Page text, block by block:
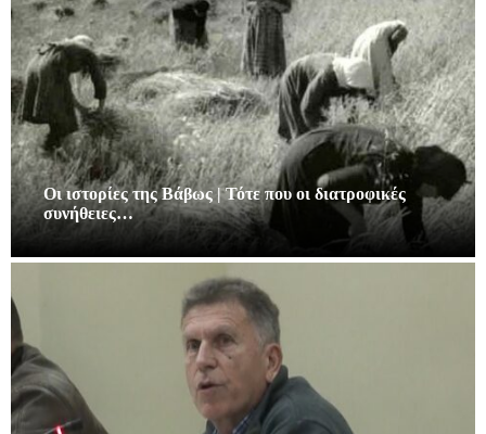
Οι ιστορίες της Βάβως | Τότε που οι διατροφικές
συνήθειες…